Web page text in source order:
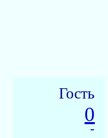
Гость
0
-